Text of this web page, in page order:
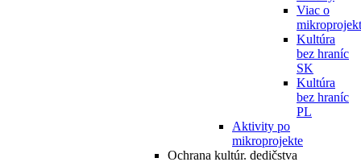
Viac o
Kultúra
bez hraníc
SK
Kultúra
bez hraníc
PL
Aktivity po
mikroprojekte
Ochrana kultúr. dedičstva